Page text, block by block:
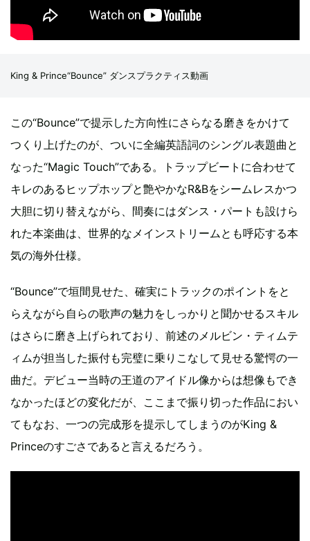
King & Prince“Bounce” ダンスプラクティス動画
この“Bounce”で提示した方向性にさらなる磨きをかけて
つくり上げたのが、ついに全編英語詞のシングル表題曲と
なった“Magic Touch”である。トラップビートに合わせて
キレのあるヒップホップと艶やかなR&Bをシームレスかつ
大胆に切り替えながら、間奏にはダンス・パートも設けら
れた本楽曲は、世界的なメインストリームとも呼応する本
気の海外仕様。
“Bounce”で垣間見せた、確実にトラックのポイントをと
らえながら自らの歌声の魅力をしっかりと聞かせるスキル
はさらに磨き上げられており、前述のメルビン・ティムテ
ィムが担当した振付も完璧に乗りこなして見せる驚愕の一
曲だ。デビュー当時の王道のアイドル像からは想像もでき
なかったほどの変化だが、ここまで振り切った作品におい
てもなお、一つの完成形を提示してしまうのがKing &
Princeのすごさであると言えるだろう。